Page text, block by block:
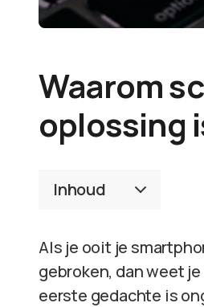
Waarom
oplossing
Inhoud
Als je ooit je
gebroken, dan weet
eerste gedachte is